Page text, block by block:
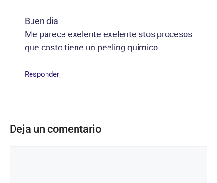
Buen dia
Me parece exelente exelente stos procesos
que costo tiene un peeling químico
Responder
Deja un comentario